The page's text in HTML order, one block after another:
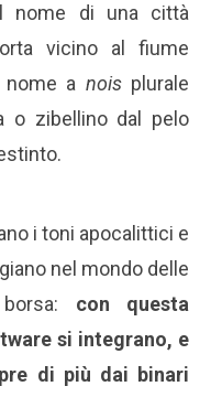
nome di una città
vicino al fiume
a noisplurale
o zibellino dal pelo
i toni apocalittici e
nel mondo delle
con questa
si integrano, e
di più dai binari